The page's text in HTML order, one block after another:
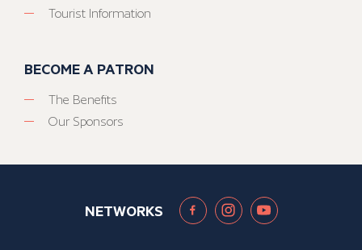
Tourist Information
BECOME A PATRON
The Benefits
Our Sponsors
NETWORKS